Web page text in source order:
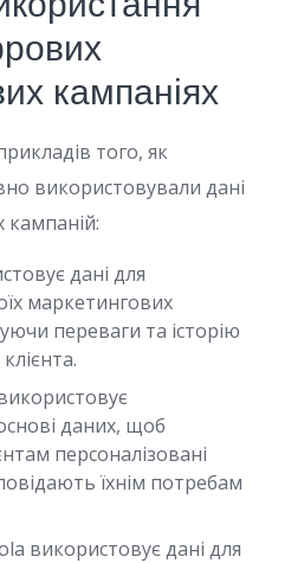
кампаніях
того, як
використовували дані
кампаній:
дані для
маркетингових
переваги та історію
даних, щоб
персоналізовані
їхнім потребам
використовує дані для